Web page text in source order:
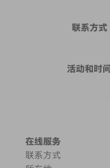
联系方式
活动和时间
在线服务
联系方式